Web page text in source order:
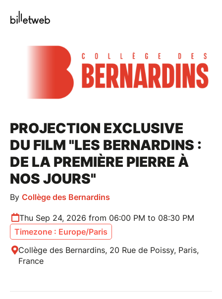
PROJECTION EXCLUSIVE
DU FILM "LES BERNARDINS :
DE LA PREMIÈRE PIERRE À
NOS JOURS"
By Collège des Bernardins
Thu Sep 24, 2026 from 06:00 PM to 08:30 PM
Timezone : Europe/Paris
Collège des Bernardins, 20 Rue de Poissy, Paris,
France